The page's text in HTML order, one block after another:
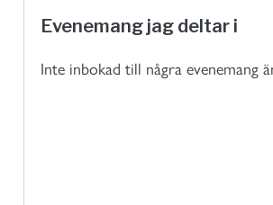
Evenemang jag deltar i
Inte inbokad till några evenemang